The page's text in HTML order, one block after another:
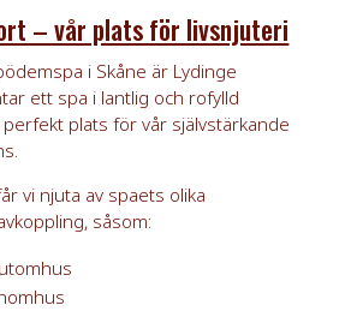
– vår plats för livsnjuteri
i Skåne är Lydinge
ett spa i lantlig och rofylld
plats för vår självstärkande
vi njuta av spaets olika
såsom: